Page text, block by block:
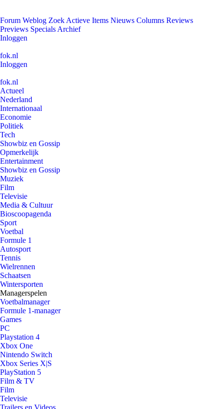
Forum Weblog Zoek Actieve Items Nieuws Columns Reviews
Previews Specials Archief
Inloggen
fok.nl
Inloggen
fok.nl
Actueel
Nederland
Internationaal
Economie
Politiek
Tech
Showbiz en Gossip
Opmerkelijk
Entertainment
Showbiz en Gossip
Muziek
Film
Televisie
Media & Cultuur
Bioscoopagenda
Sport
Voetbal
Formule 1
Autosport
Tennis
Wielrennen
Schaatsen
Wintersporten
Managerspelen
Voetbalmanager
Formule 1-manager
Games
PC
Playstation 4
Xbox One
Nintendo Switch
Xbox Series X|S
PlayStation 5
Film & TV
Film
Televisie
Trailers en Videos